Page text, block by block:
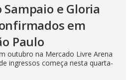
e Gloria
em
Paulo
outubro na Mercado Livre Arena
ingressos começa nesta quarta-